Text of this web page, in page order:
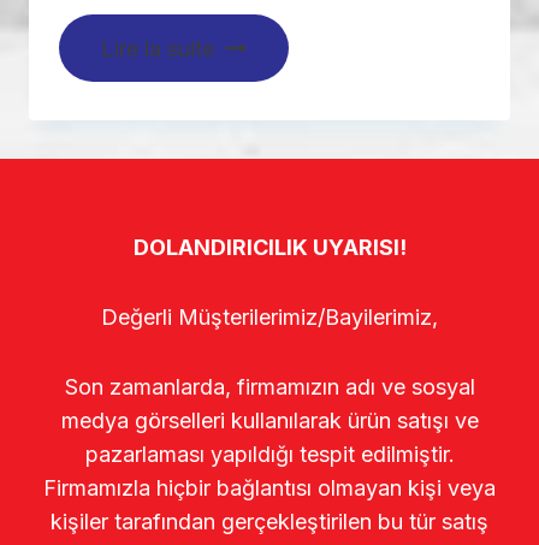
Lire la suite
DOLANDIRICILIK UYARISI!
Değerli Müşterilerimiz/Bayilerimiz,
Son zamanlarda, firmamızın adı ve sosyal
medya görselleri kullanılarak ürün satışı ve
pazarlaması yapıldığı tespit edilmiştir.
Firmamızla hiçbir bağlantısı olmayan kişi veya
kişiler tarafından gerçekleştirilen bu tür satış